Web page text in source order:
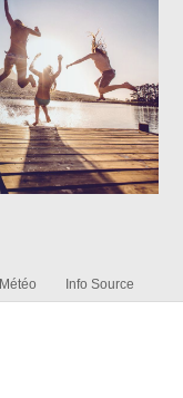
Météo Info Source